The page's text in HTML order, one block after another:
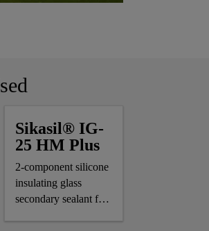
Sikasil® IG-
25 HM Plus
2-component silicone
insulating glass
secondary sealant for